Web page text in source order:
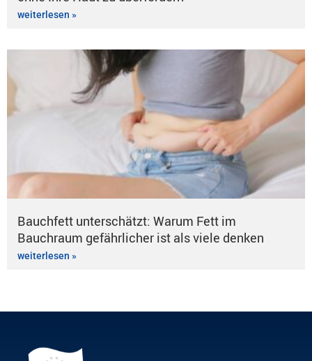
weiterlesen »
Bauchfett unterschätzt: Warum Fett im
Bauchraum gefährlicher ist als viele denken
weiterlesen »